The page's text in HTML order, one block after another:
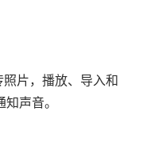
片，播放、导入和
声音。